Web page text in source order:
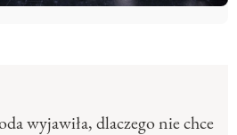
wyjawiła, dlaczego nie chce